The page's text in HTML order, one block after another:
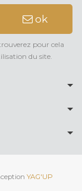
ok
pour cela
du site.
YAG'UP